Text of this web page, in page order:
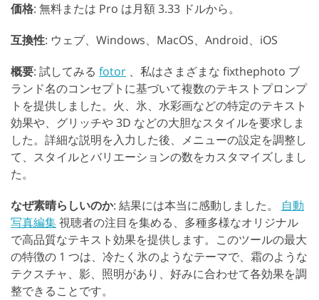
価格: 無料または Pro は月額 3.33 ドルから。
互換性: ウェブ、Windows、MacOS、Android、iOS
概要: 試してみる fotor 、私はさまざまな fixthephoto ブ
ランド名のコンセプトに基づいて複数のテキストプロンプ
トを提供しました。火、氷、水彩画などの特定のテキスト
効果や、グリッチや 3D などの大胆なスタイルを要求しま
した。詳細な説明を入力した後、メニューの設定を調整し
て、スタイルとバリエーションの数をカスタマイズしまし
た。
なぜ素晴らしいのか: 結果には本当に感動しました。 自動
写真編集視聴者の注目を集める、多種多様なオリジナル
で高品質なテキスト効果を提供します。このツールの最大
の特徴の 1 つは、冷たく氷のようなテーマで、霜のような
テクスチャ、影、照明があり、好みに合わせて各効果を調
整できることです。